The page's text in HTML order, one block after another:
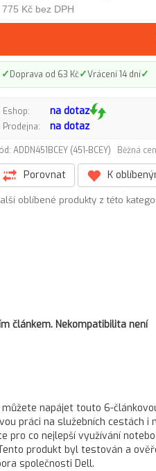
775 Kč bez DPH
✓Doprava od 63 Kč✓Vrácení 14 dní✓
Eshop: na dotaz
Prodejna: na dotaz
ADDN451BCEY (451-BCEY) Běžná
Porovnat K
oblíbené produkty z této
článkem. Nekompatibilita není
napájet touto 6-
práci na služebních cestách i
pro co nejlepší využívání
produkt byl testován a
společnosti Dell.